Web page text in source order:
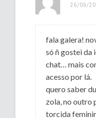
26/06/
fala galera!
só ñ gostei da
chat… mais
acesso por lá.
quero saber
zola, no outro
torcida